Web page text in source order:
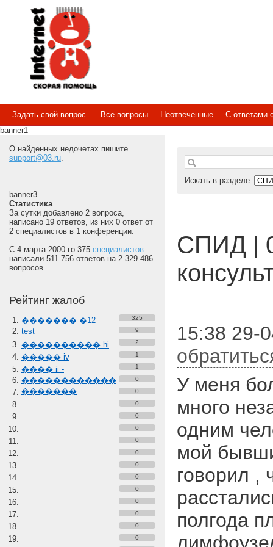
Internet
Скорая помощь
Задать свой вопрос. Все вопросы Неотвеченные
С ответами
banner1
О найденных недочетах пишите
support@03.ru.
banner3
Статистика
За сутки добавлено 2 вопроса,
написано 19 ответов, из них 0 ответ от
2 специалистов в 1 конференции.
С 4 марта 2000-го 375 специалистов
написали 511 756 ответов на 2 329 486
вопросов
Рейтинг жалоб
������� �12 325
test 9
���������� hi 2
����� iv 1
���� ii -
������������
�������
1
0
0
0
0
0
0
0
0
0
0
0
0
0
0
Искать в разделе
СПИД |
15:38 29-
У меня
много
одним
мой
говорил ,
полгода